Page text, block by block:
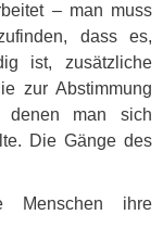
– man muss
dass es,
ist, zusätzliche
zur Abstimmung
man sich
Die Gänge des
Menschen ihre